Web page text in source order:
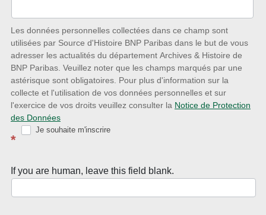
nouveautés
avec
la
Newsletter
Source
d’Histoire
Les données personnelles collectées dans ce champ sont
utilisées par Source d'Histoire BNP Paribas dans le but de vous
adresser les actualités du département Archives & Histoire de
BNP Paribas. Veuillez noter que les champs marqués par une
astérisque sont obligatoires. Pour plus d'information sur la
collecte et l'utilisation de vos données personnelles et sur
l'exercice de vos droits veuillez consulter la Notice de Protection
des Données
*
Je souhaite m'inscrire
If you are human, leave this field blank.